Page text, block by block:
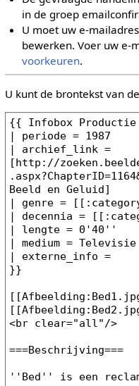
in de groep
U moet uw e-
bewerken. Voer uw e-
voorkeuren.
U kunt de brontekst van